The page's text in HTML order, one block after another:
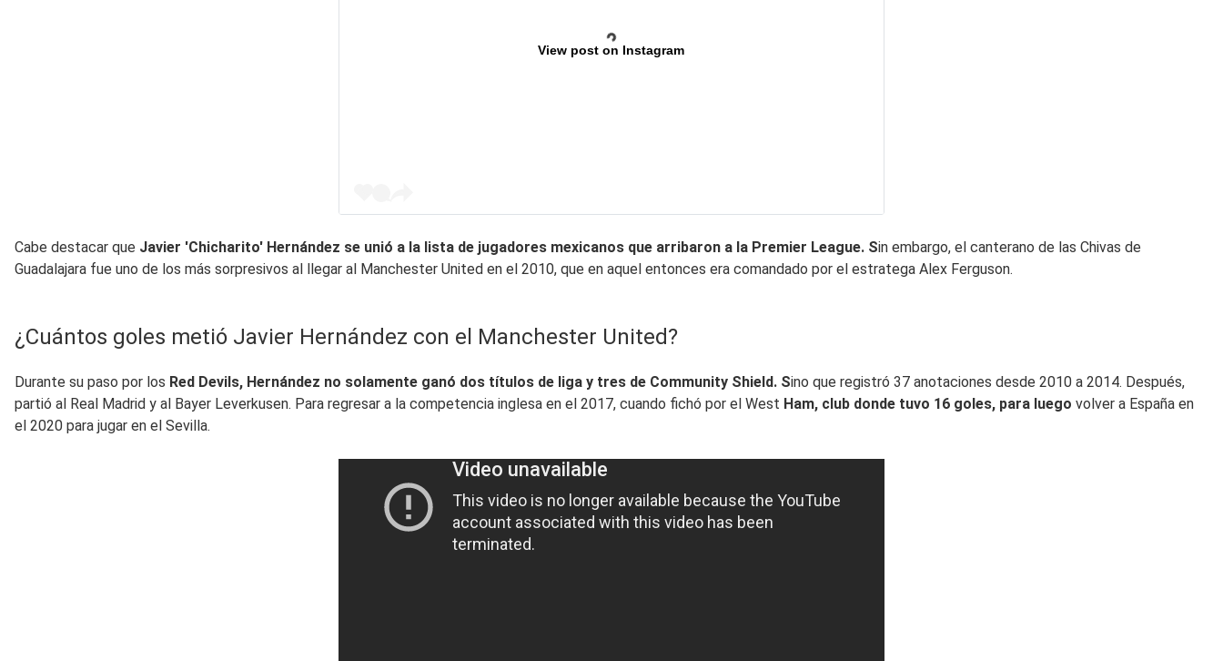
View post on Instagram
Cabe destacar que Javier 'Chicharito' Hernández se unió a la lista de jugadores mexicanos que arribaron a la Premier League. Sin embargo, el canterano de las Chivas de
Guadalajara fue uno de los más sorpresivos al llegar al Manchester United en el 2010, que en aquel entonces era comandado por el estratega Alex Ferguson.
¿Cuántos goles metió Javier Hernández con el Manchester United?
Durante su paso por los Red Devils, Hernández no solamente ganó dos títulos de liga y tres de Community Shield. Sino que registró 37 anotaciones desde 2010 a 2014. Después,
partió al Real Madrid y al Bayer Leverkusen. Para regresar a la competencia inglesa en el 2017, cuando fichó por el West Ham, club donde tuvo 16 goles, para luego volver a España en
el 2020 para jugar en el Sevilla.